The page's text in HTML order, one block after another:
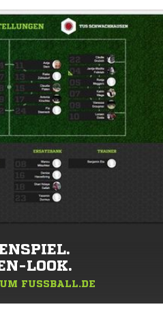
LOOK.
FUSSBALL.DE